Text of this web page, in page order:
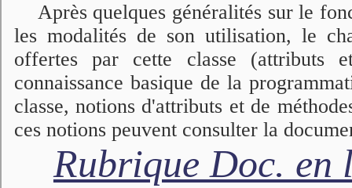
Après quelques généralités sur le
les modalités de son utilisation, le
offertes par cette classe (attributs
connaissance basique de la
classe, notions d'attributs et de
ces notions peuvent consulter la
Rubrique Doc.